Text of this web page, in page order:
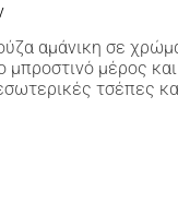
αμάνικη σε
μέρος
τσέπες